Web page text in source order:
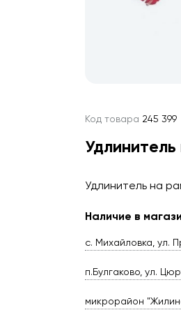
Код товара 245 399
Удлинитель на
Наличие в
с. Михайловка, ул.
п.Булгаково, ул.
микрорайон